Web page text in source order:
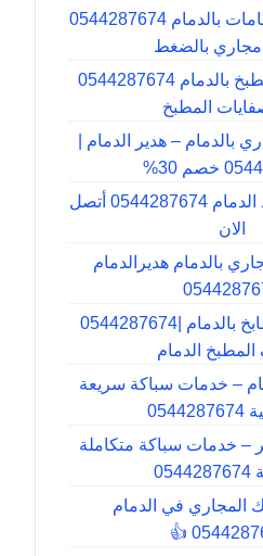
تسليك مجاري الحمامات بالدمام 0544287674
بالضغط
تسليك مجاري المطبخ بالدمام 0544287674
المطبخ
بالدمام – هدير الدمام |
30%
تركيب شبك النوافذ الدمام 0544287674 أتصل
الان
بالدمام هديرالدمام
شركة تنظيف مطابخ بالدمام |0544287674
الدمام
– خدمات سباكة سريعة
– خدمات سباكة متكاملة
المجاري في الدمام